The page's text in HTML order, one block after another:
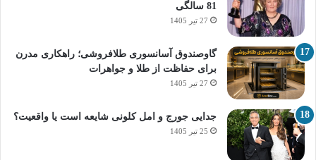
81 سالگی
27 تیر 1405
گاوصندوق آسانسوری طلافروشی؛ راهکاری مدرن
برای حفاظت از طلا و جواهرات
27 تیر 1405
جدایی جورج و امل کلونی شایعه است یا واقعیت؟
25 تیر 1405